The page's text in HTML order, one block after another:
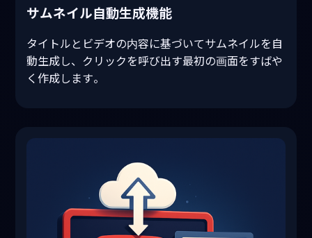
サムネイル自動生成機能
タイトルとビデオの内容に基づいてサムネイルを自
動生成し、クリックを呼び出す最初の画面をすばや
く作成します。